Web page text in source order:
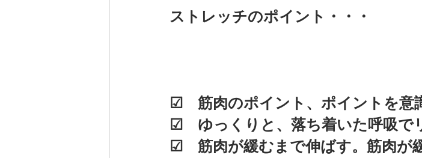
ストレッチのポイント・・・
☑　筋肉のポイント、ポイントを意
☑　ゆっくりと、落ち着いた呼吸で
☑　筋肉が緩むまで伸ばす。筋肉が